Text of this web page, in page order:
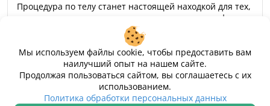
Процедура по телу станет настоящей находкой для тех,
кто хочет вернуть телу молодость, красоту и комфорт.
Она уплотняет кожу, увеличивает гидратацию и
уменьшает имеющиеся растяжки.
5 900₽
Японский холистический массаж «Дзентай»
Мы используем файлы cookie, чтобы предоставить вам
наилучший опыт на нашем сайте.
Продолжая пользоваться сайтом, вы соглашаетесь с их
использованием.
Политика обработки персональных данных